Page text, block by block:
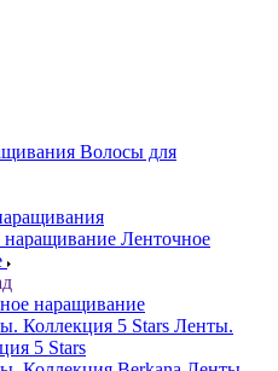
Волосы для
Ленточное
наращивание
Ленты.
5 Stars